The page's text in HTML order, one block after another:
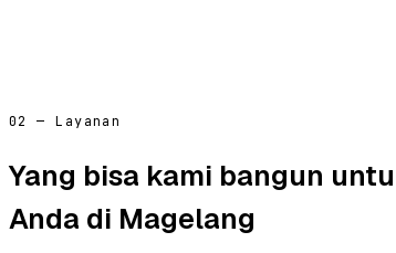
02 — Layanan
Yang bisa kami bangun
Anda di Magelang